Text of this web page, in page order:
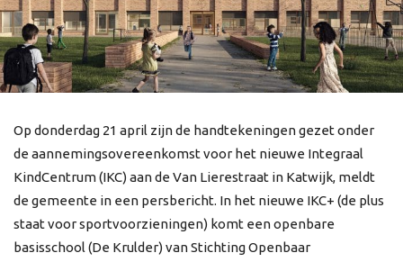
Op donderdag 21 april zijn de handtekeningen gezet onder
de aannemingsovereenkomst voor het nieuwe Integraal
KindCentrum (IKC) aan de Van Lierestraat in Katwijk, meldt
de gemeente in een persbericht. In het nieuwe IKC+ (de plus
staat voor sportvoorzieningen) komt een openbare
basisschool (De Krulder) van Stichting Openbaar